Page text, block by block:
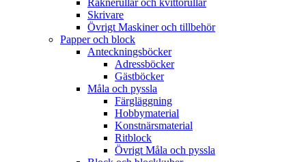
Räknerullar och kvittorullar
Skrivare
Övrigt Maskiner och tillbehör
Papper och block
Anteckningsböcker
Adressböcker
Gästböcker
Måla och pyssla
Färgläggning
Hobbymaterial
Konstnärsmaterial
Ritblock
Övrigt Måla och pyssla